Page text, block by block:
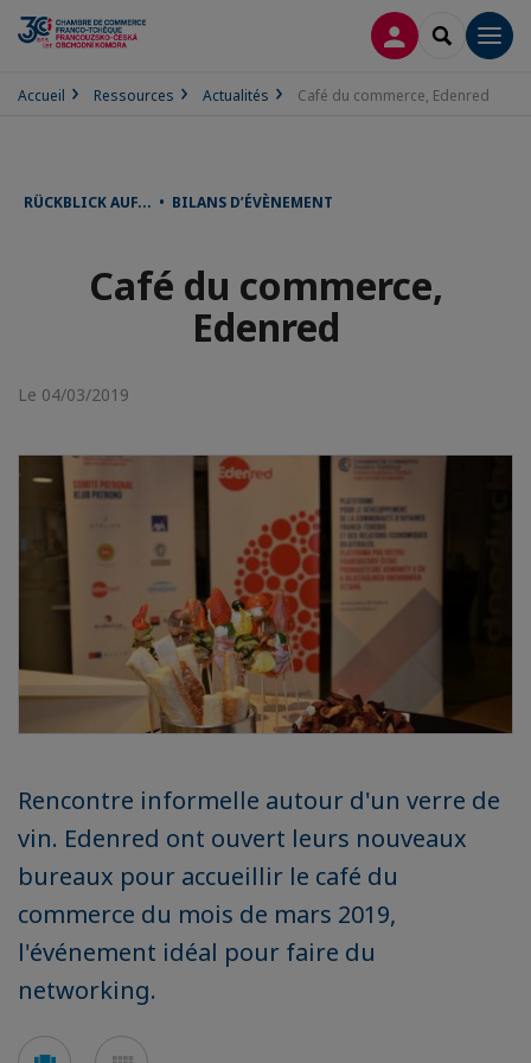
CONNEXION
Accueil Ressources Actualités Café du commerce, Edenred
RÜCKBLICK AUF... • BILANS D’ÉVÈNEMENT
Café du commerce,
Edenred
Le 04/03/2019
Rencontre informelle autour d'un verre de
vin. Edenred ont ouvert leurs nouveaux
bureaux pour accueillir le café du
commerce du mois de mars 2019,
l'événement idéal pour faire du
networking.
Voir